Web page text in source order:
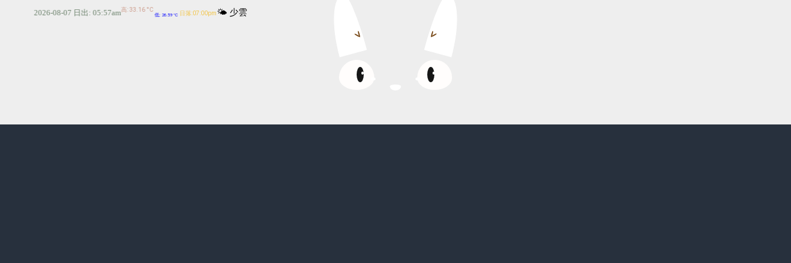
2026-08-07日出: 05:57am高: 33.16 °C
低: 26.59 °C